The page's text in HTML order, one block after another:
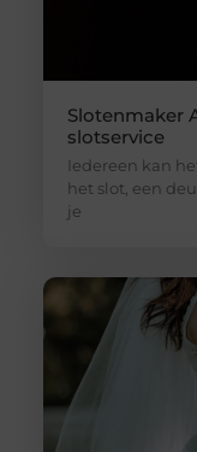
Slotenmaker
slotservice
Iedereen kan
het slot, een
je